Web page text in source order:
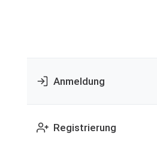
Anmeldung
Registrierung